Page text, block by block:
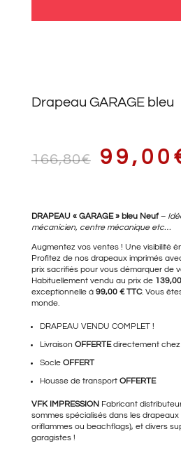
Drapeau GARAGE bleu
166,80€ LE
PRIX
99,00
DRAPEAU « GARAGE » bleu Neuf–
mécanicien, centre mécanique etc…
Augmentez vos ventes ! Une visibilité
Profitez de nos drapeaux imprimés
prix sacrifiés pour vous démarquer de
Habituellement vendu au prix de
exceptionnelle à 99,00 € TTC. Vous
monde.
DRAPEAU VENDU COMPLET !
Livraison OFFERTEdirectement chez
Socle OFFERT
Housse de transport OFFERTE
VFK IMPRESSION Fabricant
sommes spécialisés dans les
oriflammes ou beachflags), et divers
garagistes !